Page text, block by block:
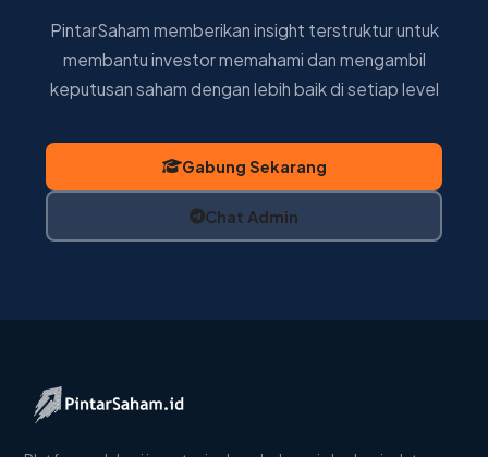
PintarSaham memberikan insight terstruktur untuk
membantu investor memahami dan mengambil
keputusan saham dengan lebih baik di setiap level
Gabung Sekarang
Chat Admin